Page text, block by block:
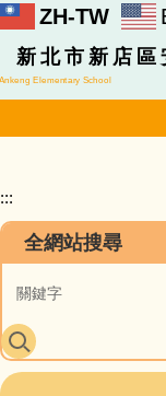
跳
主
要
容
ZH-TW
新北市新店區
Elementary School
:::
全網站搜尋